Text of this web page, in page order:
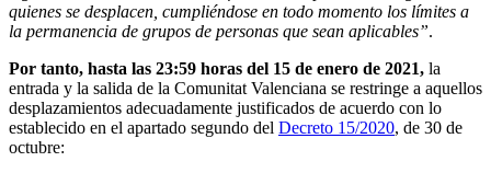
quienes se desplacen, cumpliéndose en todo momento los límites a
la permanencia de grupos de personas que sean aplicables”.
Por tanto, hasta las 23:59 horas del 15 de enero de 2021, la
entrada y la salida de la Comunitat Valenciana se restringe a aquellos
desplazamientos adecuadamente justificados de acuerdo con lo
establecido en el apartado segundo del Decreto 15/2020, de 30 de
octubre: